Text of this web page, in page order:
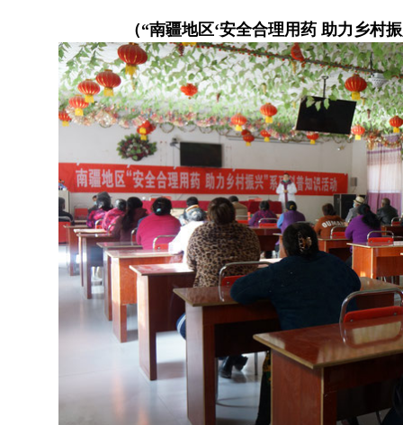
（“南疆地区‘安全合理用药 助力乡村